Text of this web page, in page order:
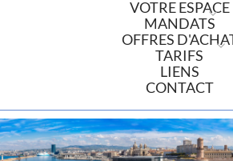
VOTRE ESPACE
MANDATS
OFFRES
TARIFS
LIENS
CONTACT